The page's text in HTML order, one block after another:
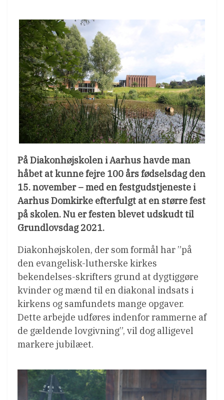
På Diakonhøjskolen i Aarhus havde man
håbet at kunne fejre 100 års fødselsdag den
15. november – med en festgudstjeneste i
Aarhus Domkirke efterfulgt at en større fest
på skolen. Nu er festen blevet udskudt til
Grundlovsdag 2021.
Diakonhøjskolen, der som formål har ”på
den evangelisk-lutherske kirkes
bekendelses-skrifters grund at dygtiggøre
kvinder og mænd til en diakonal indsats i
kirkens og samfundets mange opgaver.
Dette arbejde udføres indenfor rammerne af
de gældende lovgivning”, vil dog alligevel
markere jubilæet.